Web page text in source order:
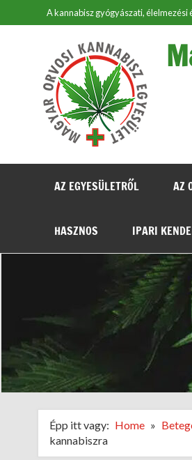
content
A kannabisz gyógyászati, élelmezési
AZ EGYESÜLETRŐL AZ
HASZNOS IPARI
Épp itt vagy: Home
kannabiszra